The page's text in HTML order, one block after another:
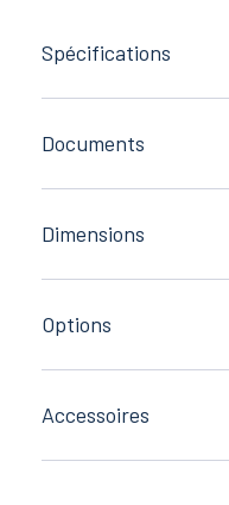
Spécifications
Documents
Dimensions
Options
Accessoires